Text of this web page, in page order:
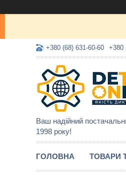
+380 (68) 631-60-60 +380
Ваш надійний
1998 року!
ГОЛОВНА ТОВАРИ